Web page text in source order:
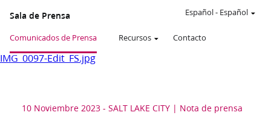
Sala de Prensa
Comunicados de Prensa Recursos Contacto
Español- Español
IMG_0097-Edit_FS.jpg
10 Noviembre 2023 - SALT LAKE CITY Nota de prensa